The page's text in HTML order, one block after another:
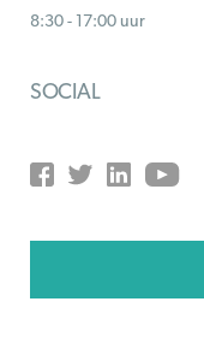
8:30 - 17:00 uur
SOCIAL